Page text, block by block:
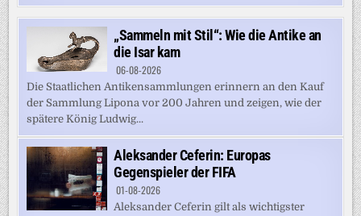
„Sammeln mit Stil“: Wie die Antike an
die Isar kam
06-08-2026
Die Staatlichen Antikensammlungen erinnern an den Kauf
der Sammlung Lipona vor 200 Jahren und zeigen, wie der
spätere König Ludwig...
Aleksander Ceferin: Europas
Gegenspieler der FIFA
01-08-2026
Aleksander Ceferin gilt als wichtigster